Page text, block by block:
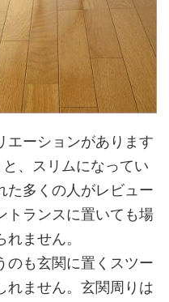
エーションがあります
、スリムになってい
た多くの人がレビュー
トランスに置いても場
ません。
のも玄関に置くスツー
れません。玄関周りは